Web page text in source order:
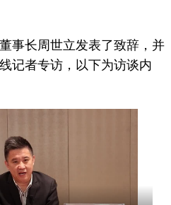
长周世立发表了致辞，并
记者专访，以下为访谈内